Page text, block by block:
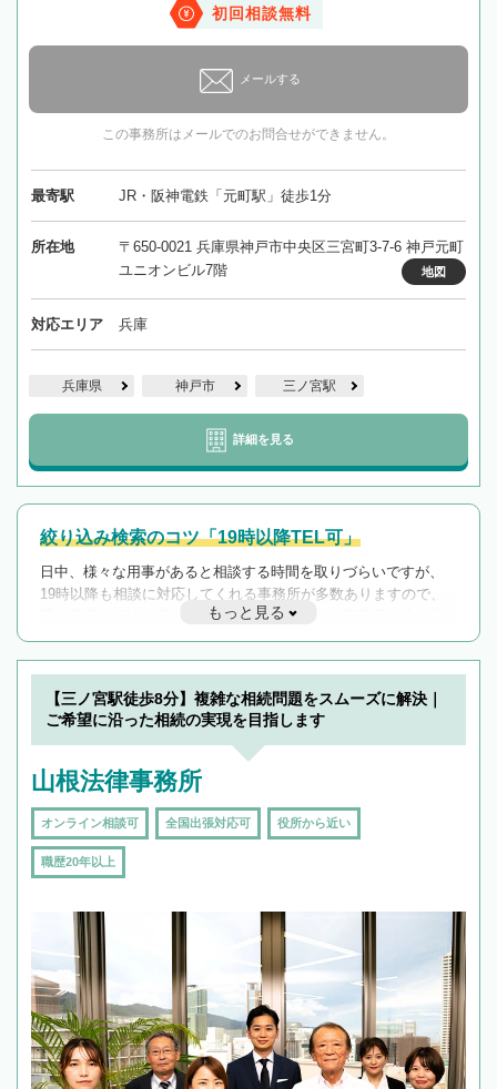
初回相談無料
メールする
この事務所はメールでのお問合せができません。
最寄駅 JR・阪神電鉄「元町駅」徒歩1分
所在地
〒650-0021 兵庫県神戸市中央区三宮町3-7-6 神戸元町
ユニオンビル7階
地図
対応エリア 兵庫
兵庫県 神戸市 三ノ宮駅
詳細を見る
絞り込み検索のコツ「19時以降TEL可」
日中、様々な用事があると相談する時間を取りづらいですが、
19時以降も相談に対応してくれる事務所が多数ありますので、
遅い時間の相談が増えそうな場合はそのような事務所に絞り込
んで検索してみましょう。
19時以降TEL可の条件
を加えて再検索
もっと見る
【三ノ宮駅徒歩8分】複雑な相続問題をスムーズに解決｜
ご希望に沿った相続の実現を目指します
山根法律事務所
オンライン相談可 全国出張対応可 役所から近い
職歴20年以上